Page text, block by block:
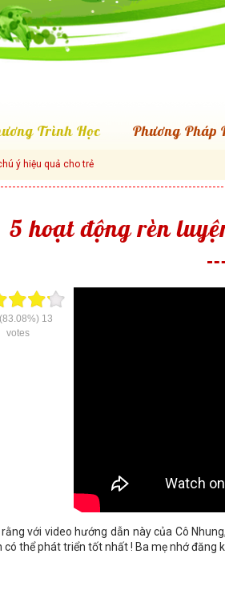
Trình Học Phương Pháp
ý hiệu quả cho trẻ
5 hoạt động rèn
(83.08%) 13
votes
rằng với video hướng dẫn này của Cô
có thể phát triển tốt nhất ! Ba mẹ nhớ đăng